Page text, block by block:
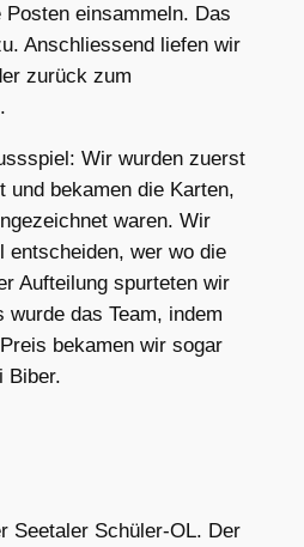
Posten einsammeln. Das
Anschliessend liefen wir
zurück zum
Wir wurden zuerst
und bekamen die Karten,
waren. Wir
entscheiden, wer wo die
Aufteilung spurteten wir
das Team, indem
bekamen wir sogar
Biber.
Seetaler Schüler-OL. Der